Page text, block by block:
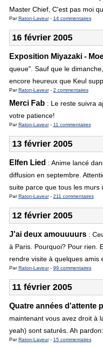
Master Chief, C'est pas moi
ParRaton-Laveur- 14 commentaires
16 février 2005
Exposition Miyazaki -
queue". Sauf que le
encore heureux que Keul
ParRaton-Laveur- 2 commentaires
Merci Fab: Le reste suivra
votre patience!
ParRaton-Laveur- 11 commentaires
13 février 2005
Elfen Lied : Anime lancé
diffusion en septembre.
suite parce que tous les murs
ParRaton-Laveur- 211 commentaires
12 février 2005
J'ai deux amouuuurs:
à Paris. Pourquoi? Pour rien.
rendre visite à quelques amis
ParRaton-Laveur- 99 commentaires
11 février 2005
Quatre années d'attente
maintenant vous avez droit à
yeah) sont saturés. Ah
ParRaton-Laveur- 15 commentaires